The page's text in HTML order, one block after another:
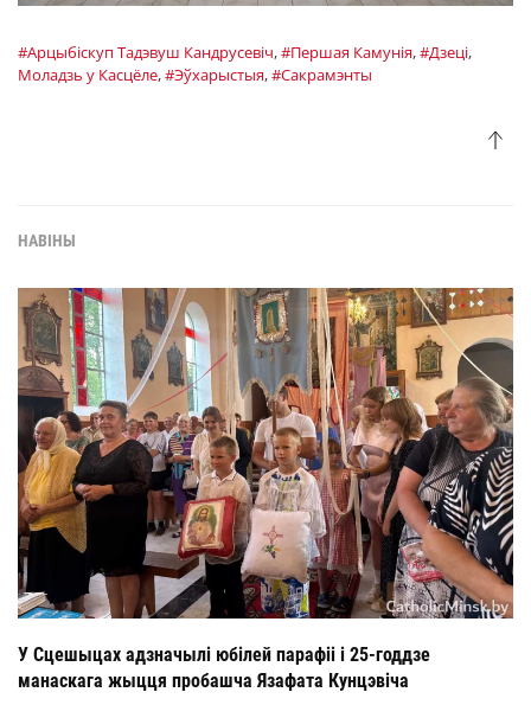
#Арцыбіскуп Тадэвуш Кандрусевіч,#Першая Камунія,#Дзеці,
Моладзь у Касцёле,#Эўхарыстыя,#Сакрамэнты
НАВІНЫ
У Сцешыцах адзначылі юбілей парафіі і 25-годдзе
манаскага жыцця пробашча Язафата Кунцэвіча